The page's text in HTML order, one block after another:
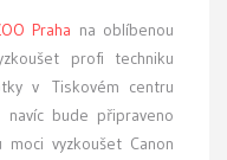
Praha na oblíbenou
profi techniku
v Tiskovém centru
bude připraveno
vyzkoušet Canon